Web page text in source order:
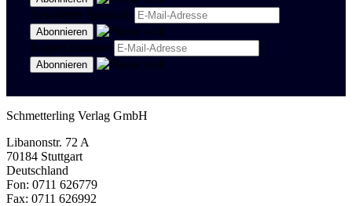
Newsletter Spanisch
Region Stuttgart
Schmetterling Verlag GmbH
Libanonstr. 72 A
70184 Stuttgart
Deutschland
Fon: 0711 626779
Fax: 0711 626992